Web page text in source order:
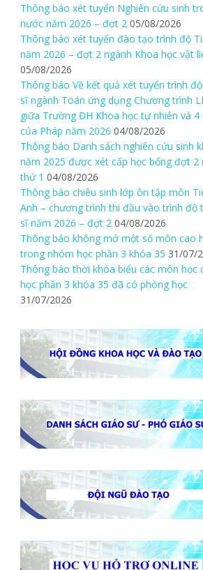
Thông báo xét tuyển Nghiên cứu sinh
nước năm 2026 – đợt 2 05/08/2026
Thông báo xét tuyển đào tạo trình độ
năm 2026 – đợt 2 ngành Khoa học vật
05/08/2026
Thông báo Về kết quả xét tuyển trình
sĩ ngành Toán ứng dụng Chương trình
giữa Trường ĐH Khoa học tự nhiên và 4
của Pháp năm 2026 04/08/2026
Thông báo Danh sách nghiên cứu sinh
năm 2025 được xét cấp học bổng đợt 2
thứ 1 04/08/2026
Thông báo chiêu sinh lớp ôn tập môn
Anh – chương trình thi đầu vào trình độ
sĩ năm 2026 – đợt 2 04/08/2026
Thông báo không mở một số môn cao
trong nhóm học phần 3 khóa 35 31/07/
Thông báo thời khóa biểu các môn học
học phần 3 khóa 35 đã có phòng học
31/07/2026